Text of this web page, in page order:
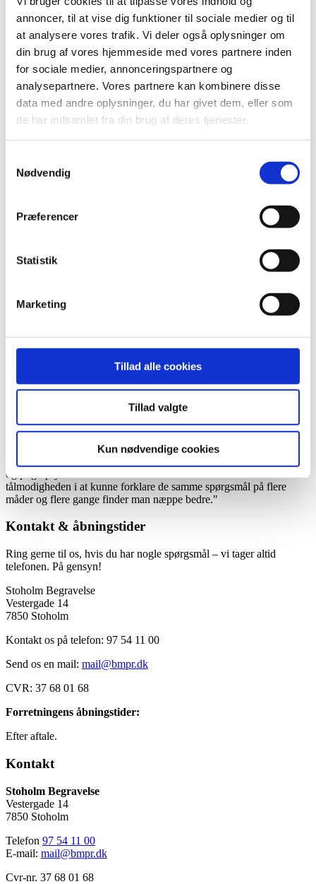
annoncer, til at vise dig funktioner til sociale medier og til
at analysere vores trafik. Vi deler også oplysninger om
din brug af vores hjemmeside med vores partnere inden
for sociale medier, annonceringspartnere og
analysepartnere. Vores partnere kan kombinere disse
data med andre oplysninger, du har givet dem, eller som
de har indsamlet fra din brug af deres tjenester.
Nødvendig
Præferencer
Statistik
Marketing
Tillad alle cookies
Tillad valgte
Kun nødvendige cookies
Tilfredshedsundersøgelse
Stoholm
Løgstrup
Mønsted
Daubjerg
Haderup
Vridsted
Kjeldbjerg
Dommerby
Hjarbæk
2024
2024
2023
2020
Vinter
Kundeudtalelser forår 2024
og pligtopfyldende mennesker der har forståelse for vores tab.
tålmodigheden i at kunne forklare de samme spørgsmål på flere
måder og flere gange finder man næppe bedre."
Kontakt & åbningstider
Ring gerne til os, hvis du har nogle spørgsmål – vi tager altid
telefonen. På gensyn!
Stoholm Begravelse
Vestergade 14
7850 Stoholm
Kontakt os på telefon: 97 54 11 00
Send os en mail: mail@bmpr.dk
CVR: 37 68 01 68
Forretningens åbningstider:
Efter aftale.
Kontakt
Stoholm Begravelse
Vestergade 14
7850 Stoholm
Telefon 97 54 11 00
E-mail: mail@bmpr.dk
Cvr-nr. 37 68 01 68